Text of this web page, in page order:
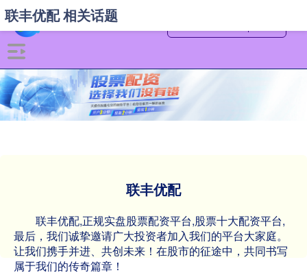
联丰优配
联丰优配,正规实盘股票配资平台,股票十大配资平台,
最后，我们诚挚邀请广大投资者加入我们的平台大家庭。
让我们携手并进、共创未来！在股市的征途中，共同书写
属于我们的传奇篇章！
联丰优配 相关话题